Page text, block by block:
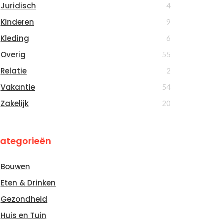
Juridisch 4
Kinderen 9
Kleding 6
Overig 55
Relatie 2
Vakantie 54
Zakelijk 20
Bouwen
Eten & Drinken
Gezondheid
Huis en Tuin